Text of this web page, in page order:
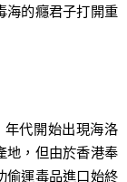
海的癮君子打開重
代開始出現海洛
地，但由於香港奉
偷運毒品進口始終